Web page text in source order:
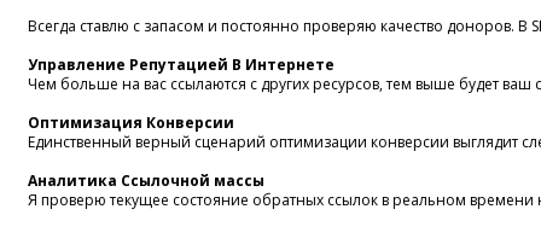
Всегда ставлю с запасом и постоянно проверяю качество доноров. В
Управление Репутацией В Интернете
Чем больше на вас ссылаются с других ресурсов, тем выше будет
Оптимизация Конверсии
Единственный верный сценарий оптимизации конверсии выглядит
Аналитика Ссылочной массы
Я проверю текущее состояние обратных ссылок в реальном времени